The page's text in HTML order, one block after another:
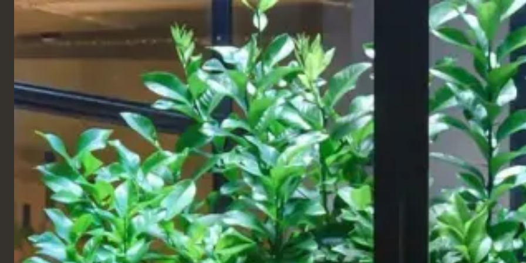
FRANÇAIS
Produits Notre travail A propos de
RESTAURANT
28-50 Soho
Londres, Royaume-Uni
Ce bar à vin et restaurant élégant et décontracté
est situé dans la ville historique de Londres, au 28-
50 Marylebone Lane. Les bleus, les gris et les tons
boisés font de cet endroit un lieu parfait pour se
détendre et déguster du vin. Nos tabourets de bar
Memphis en bleu ont fière allure, tout comme la
chaise d'appoint Mel et le tabouret de bar Trattoria.